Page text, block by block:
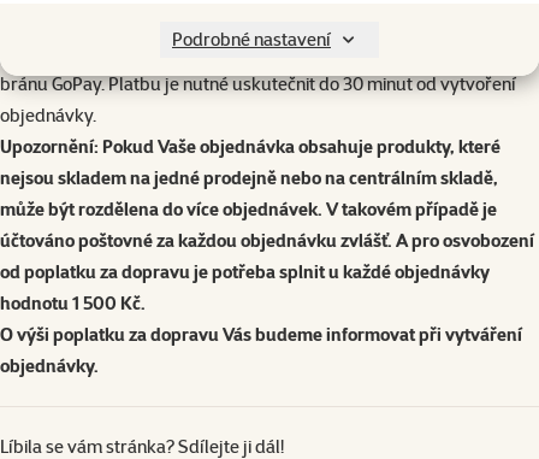
Podrobné nastavení
online platbou kartou nebo platbou přes platební
bránu GoPay. Platbu je nutné uskutečnit do 30 minut od vytvoření
objednávky.
Upozornění: Pokud Vaše objednávka obsahuje produkty, které
nejsou skladem na jedné prodejně nebo na centrálním skladě,
může být rozdělena do více objednávek. V takovém případě je
účtováno poštovné za každou objednávku zvlášť. A pro osvobození
od poplatku za dopravu je potřeba splnit u každé objednávky
hodnotu 1 500 Kč.
O výši poplatku za dopravu Vás budeme informovat při vytváření
objednávky.
Líbila se vám stránka? Sdílejte ji dál!